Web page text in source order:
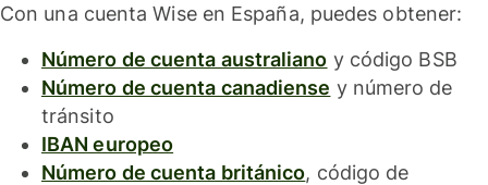
Con una cuenta Wise en España, puedes obtener:
Número de cuenta australiano y código BSB
Número de cuenta canadiense y número de
tránsito
IBAN europeo
Número de cuenta británico, código de